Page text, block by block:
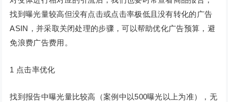
找到曝光量较高但没有点击或点击率极低且没有转化的广告
ASIN，并采取关闭处理的步骤，可以帮助优化广告预算，避
免浪费广告费用。
1 点击率优化
找到报告中曝光量比较高（案例中以500曝光以上为准），无